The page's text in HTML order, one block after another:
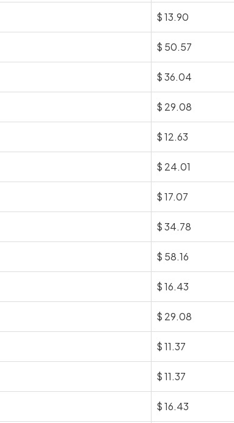
$13.90
$ 50.57
$36.04
$ 29.08
$12.63
$ 24.01
$17.07
$34.78
$ 58.16
$16.43
$ 29.08
$11.37
$11.37
$16.43